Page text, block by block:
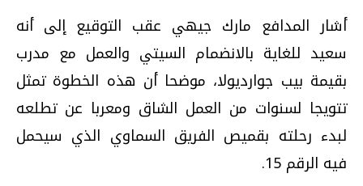
أشار المدافع مارك جيهي عقب التوقيع إلى أنه
سعيد للغاية بالانضمام السيتي والعمل مع مدرب
بقيمة بيب جوارديولا، موضحا أن هذه الخطوة تمثل
تتويجا لسنوات من العمل الشاق ومعربا عن تطلعه
لبدء رحلته بقميص الفريق السماوي الذي سيحمل
فيه الرقم 15.